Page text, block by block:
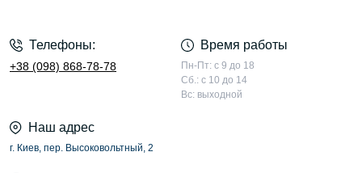
Телефоны:
+38 (098) 868-78-78
Время работы
Пн-Пт: с 9 до 18
Сб.: с 10 до 14
Вс: выходной
Наш адрес
г. Киев, пер. Высоковольтный, 2